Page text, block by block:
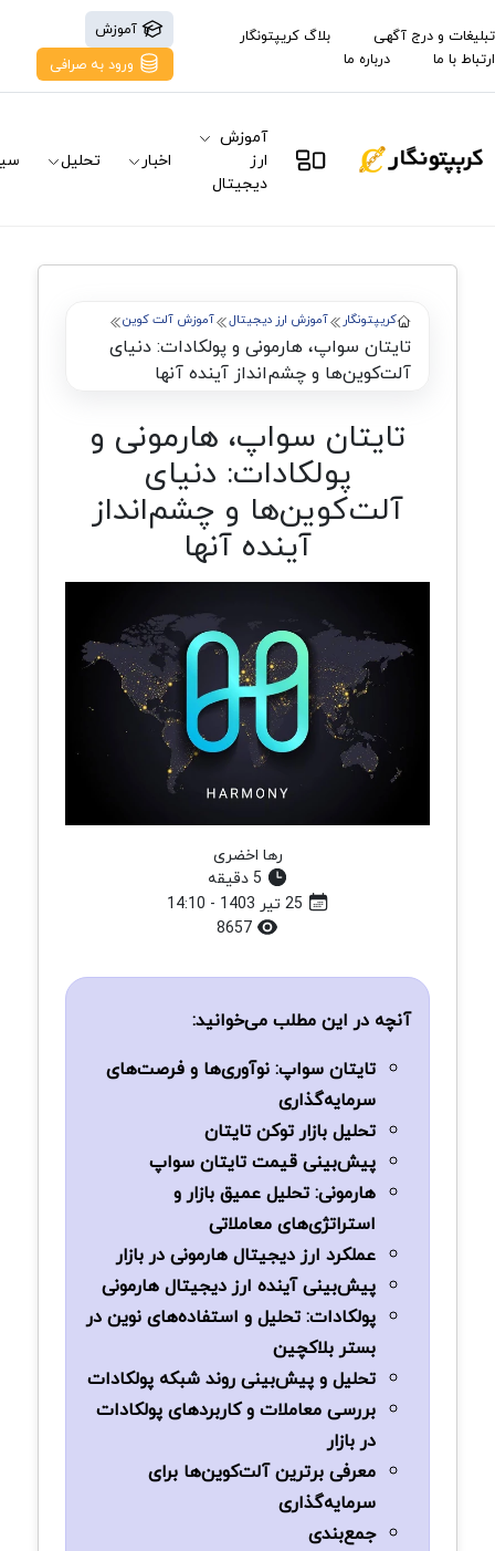
تبلیغات و درج آگهی
بلاگ کریپتونگار
ارتباط با ما
درباره ما
آموزش
ورود به صرافی
آموزش
ارز
دیجیتال
اخبار تحلیل
کریپتونگار آموزش ارز دیجیتال آموزش آلت کوین
تایتان سواپ، هارمونی و پولکادات: دنیای
آلت‌کوین‌ها و چشم‌انداز آینده آنها
تایتان سواپ، هارمونی و
پولکادات: دنیای
آلت‌کوین‌ها و چشم‌انداز
آینده آنها
رها اخضری
آنچه در این مطلب می‌خوانید:
تایتان سواپ: نوآوری‌ها و فرصت‌های
سرمایه‌گذاری
تحلیل بازار توکن تایتان
پیش‌بینی قیمت تایتان سواپ
هارمونی: تحلیل عمیق بازار و
استراتژی‌های معاملاتی
عملکرد ارز دیجیتال هارمونی در بازار
پیش‌بینی آینده ارز دیجیتال هارمونی
پولکادات: تحلیل و استفاده‌های نوین در
بستر بلاکچین
تحلیل و پیش‌بینی روند شبکه پولکادات
بررسی معاملات و کاربردهای پولکادات
در بازار
معرفی برترین آلت‌کوین‌ها برای
سرمایه‌گذاری
جمع‌بندی